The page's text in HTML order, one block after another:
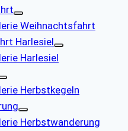
Weihnachtsfahrt
Harlesiel
Harlesiel
Herbstkegeln
Herbstwanderung